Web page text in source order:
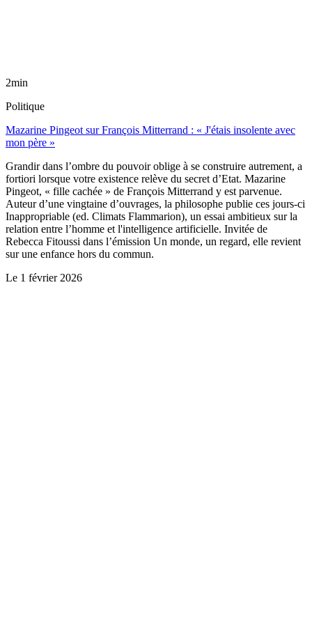
2min
Politique
Mazarine Pingeot sur François Mitterrand : « J'étais insolente avec
mon père »
Grandir dans l’ombre du pouvoir oblige à se construire autrement, a
fortiori lorsque votre existence relève du secret d’Etat. Mazarine
Pingeot, « fille cachée » de François Mitterrand y est parvenue.
Auteur d’une vingtaine d’ouvrages, la philosophe publie ces jours-ci
Inappropriable (ed. Climats Flammarion), un essai ambitieux sur la
relation entre l’homme et l'intelligence artificielle. Invitée de
Rebecca Fitoussi dans l’émission Un monde, un regard, elle revient
sur une enfance hors du commun.
Le 1 février 2026